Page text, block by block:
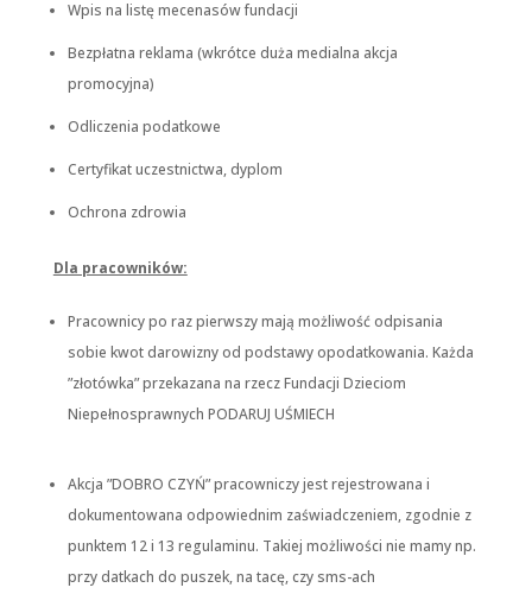
Wpis na listę mecenasów fundacji
Bezpłatna reklama (wkrótce duża medialna akcja
promocyjna)
Odliczenia podatkowe
Certyfikat uczestnictwa, dyplom
Ochrona zdrowia
Dla pracowników:
Pracownicy po raz pierwszy mają możliwość odpisania
sobie kwot darowizny od podstawy opodatkowania. Każda
”złotówka” przekazana na rzecz Fundacji Dzieciom
Niepełnosprawnych PODARUJ UŚMIECH
Akcja ”DOBRO CZYŃ” pracowniczy jest rejestrowana i
dokumentowana odpowiednim zaświadczeniem, zgodnie z
punktem 12 i 13 regulaminu. Takiej możliwości nie mamy np.
przy datkach do puszek, na tacę, czy sms-ach
strony
tego, jak strona
Doświadczenie
działała jak
najlepiej podczas
twojego przejścia
na nią. Jeśli
odrzucisz te pliki
cookie, niektóre